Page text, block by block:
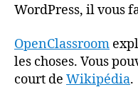
WordPress, il vous
OpenClassroom
les choses. Vous
court de Wikipédia.